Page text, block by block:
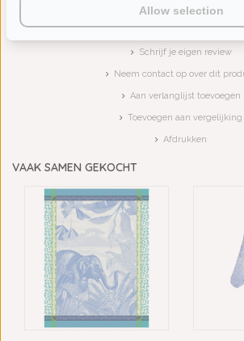
Schrijf je eigen review
Neem contact op over dit
Aan verlanglijst toevoegen
Toevoegen aan vergelijking
Afdrukken
VAAK SAMEN GEKOCHT
Allow selection